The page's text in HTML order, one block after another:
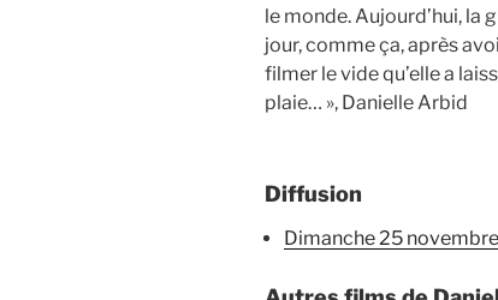
le monde. Aujourd’hui, la
jour, comme ça, après
filmer le vide qu’elle a
plaie… », Danielle Arbid
Diffusion
dimanche 25